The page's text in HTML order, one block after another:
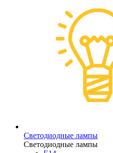
Светодиодные лампы
Светодиодные лампы